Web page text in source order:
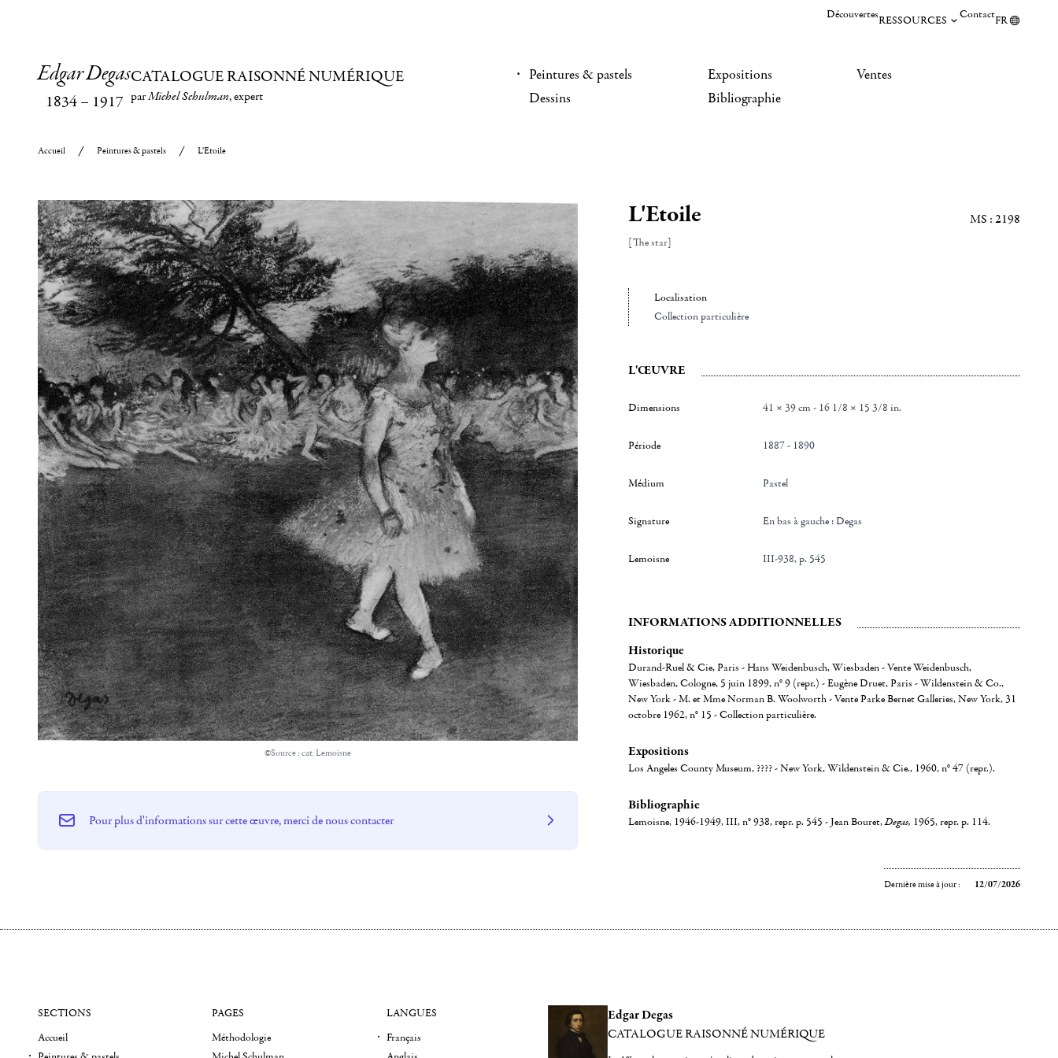
DécouvertesRESSOURCES ContactFR
Edgar Degas
1834– 1917
CATALOGUE RAISONNÉ NUMÉRIQUE
parMichel Schulman, expert
Peintures & pastels
Dessins
Expositions
Bibliographie
Ventes
Accueil Peintures & pastels L'Etoile
©Source : cat. Lemoisne
L'Etoile
[The star]
MS : 2198
Localisation
Collection particulière
L'ŒUVRE
Dimensions 41 × 39 cm - 16 1/8 × 15 3/8 in.
Période 1887 - 1890
Médium Pastel
Signature en bas à gauche : Degas
Lemoisne III-938, p. 545
INFORMATIONS ADDITIONNELLES
Historique
Durand-Ruel & Cie, Paris - Hans Weidenbusch, Wiesbaden - Vente Weidenbusch,
Wiesbaden, Cologne, 5 juin 1899, n° 9 (repr.) - Eugène Druet, Paris - Wildenstein & Co.,
New York - M. et Mme Norman B. Woolworth - Vente Parke Bernet Galleries, New York, 31
octobre 1962, n° 15 - Collection particulière.
Expositions
Los Angeles County Museum, ???? - New York, Wildenstein & Cie., 1960, n° 47 (repr.).
Bibliographie
Lemoisne, 1946-1949, III, n° 938, repr. p. 545 - Jean Bouret,Degas, 1965, repr. p. 114.
Dernière mise à jour : 12/07/2026
Pour plus d'informations sur cette œuvre, merci de nous contacter
Edgar Degas
CATALOGUE RAISONNÉ NUMÉRIQUE
SECTIONS
Accueil
PAGES
Méthodologie
LANGUES
Français